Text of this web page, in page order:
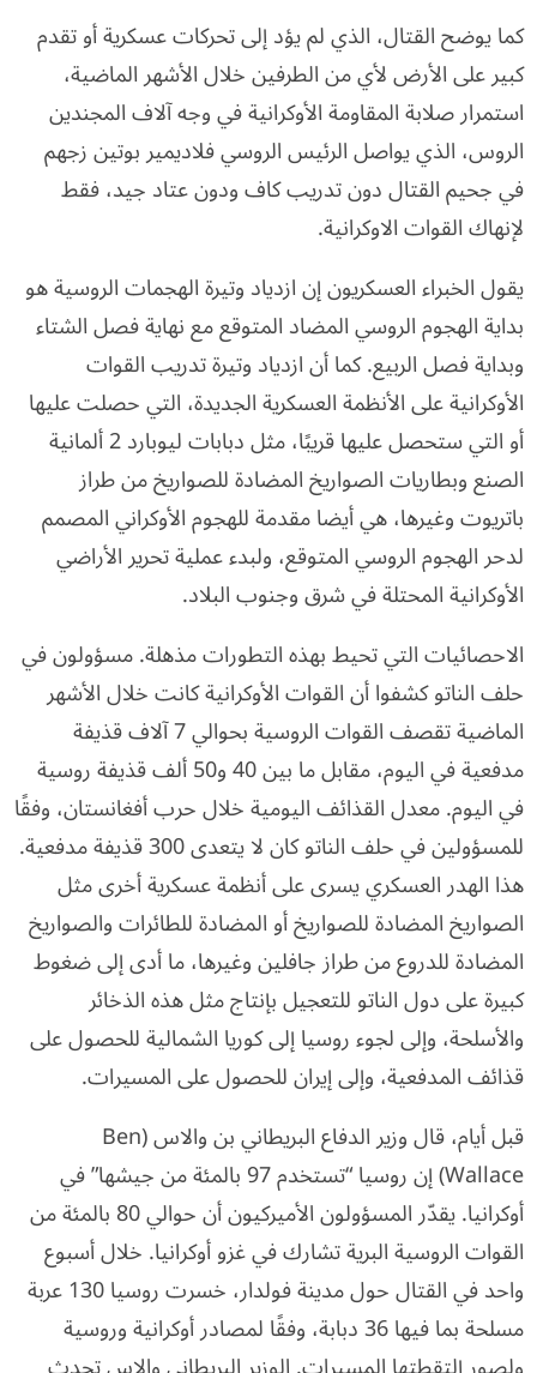
كما يوضح القتال، الذي لم يؤد إلى تحركات عسكرية أو تقدم
كبير على الأرض لأي من الطرفين خلال الأشهر الماضية،
استمرار صلابة المقاومة الأوكرانية في وجه آلاف المجندين
الروس، الذي يواصل الرئيس الروسي فلاديمير بوتين زجهم
في جحيم القتال دون تدريب كاف ودون عتاد جيد، فقط
لإنهاك القوات الاوكرانية.
يقول الخبراء العسكريون إن ازدياد وتيرة الهجمات الروسية هو
بداية الهجوم الروسي المضاد المتوقع مع نهاية فصل الشتاء
وبداية فصل الربيع. كما أن ازدياد وتيرة تدريب القوات
الأوكرانية على الأنظمة العسكرية الجديدة، التي حصلت عليها
أو التي ستحصل عليها قريبًا، مثل دبابات ليوبارد 2 ألمانية
الصنع وبطاريات الصواريخ المضادة للصواريخ من طراز
باتريوت وغيرها، هي أيضا مقدمة للهجوم الأوكراني المصمم
لدحر الهجوم الروسي المتوقع، ولبدء عملية تحرير الأراضي
الأوكرانية المحتلة في شرق وجنوب البلاد.
الاحصائيات التي تحيط بهذه التطورات مذهلة. مسؤولون في
حلف الناتو كشفوا أن القوات الأوكرانية كانت خلال الأشهر
الماضية تقصف القوات الروسية بحوالي 7 آلاف قذيفة
مدفعية في اليوم، مقابل ما بين 40 و50 ألف قذيفة روسية
في اليوم. معدل القذائف اليومية خلال حرب أفغانستان، وفقًا
للمسؤولين في حلف الناتو كان لا يتعدى 300 قذيفة مدفعية.
هذا الهدر العسكري يسرى على أنظمة عسكرية أخرى مثل
الصواريخ المضادة للصواريخ أو المضادة للطائرات والصواريخ
المضادة للدروع من طراز جافلين وغيرها، ما أدى إلى ضغوط
كبيرة على دول الناتو للتعجيل بإنتاج مثل هذه الذخائر
والأسلحة، وإلى لجوء روسيا إلى كوريا الشمالية للحصول على
قذائف المدفعية، وإلى إيران للحصول على المسيرات.
قبل أيام، قال وزير الدفاع البريطاني بن والاس (Ben
Wallace) إن روسيا “تستخدم 97 بالمئة من جيشها” في
أوكرانيا. يقدّر المسؤولون الأميركيون أن حوالي 80 بالمئة من
القوات الروسية البرية تشارك في غزو أوكرانيا. خلال أسبوع
واحد في القتال حول مدينة فولدار، خسرت روسيا 130 عربة
مسلحة بما فيها 36 دبابة، وفقًا لمصادر أوكرانية وروسية